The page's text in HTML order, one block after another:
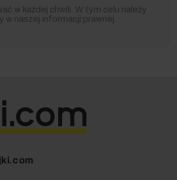
w każdej chwili. W tym celu należy
w naszej informacji prawnej.